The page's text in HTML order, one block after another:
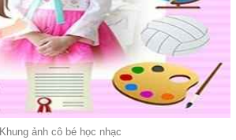
Khung ảnh cô bé học nhạc